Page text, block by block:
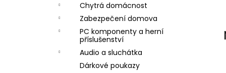
Chytrá domácnost
Zabezpečení domova
PC komponenty a herní
příslušenství
Audio a sluchátka
Dárkové poukazy